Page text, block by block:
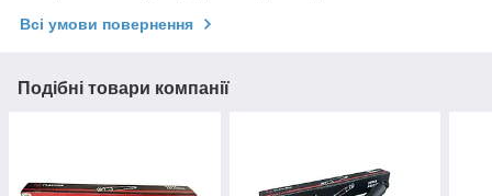
Всі умови повернення
Подібні товари компанії